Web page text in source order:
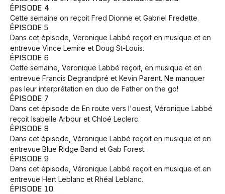
ÉPISODE 4
Cette semaine on reçoit Fred Dionne et Gabriel Fredette.
ÉPISODE 5
Dans cet épisode, Veronique Labbé‬ reçoit en musique et en
entrevue Vince Lemire et Doug St-Louis.
ÉPISODE 6
Cette semaine, Veronique Labbé‬ reçoit, en musique et en
entrevue Francis Degrandpré et Kevin Parent‬. Ne manquer
pas leur interprétation en duo de Father on the go!
ÉPISODE 7
Dans cet épisode de En route vers l'ouest, Véronique Labbé
reçoit Isabelle Arbour et Chloé Leclerc.
ÉPISODE 8
Dans cet épisode, ‪Véronique Labbé‬ reçoit en musique et en
entrevue Blue Ridge Band et Gab Forest.
ÉPISODE 9
Dans cet épisode, ‪Véronique Labbé‬ reçoit en musique et en
entrevue Hert Leblanc et Rhéal Leblanc.
ÉPISODE 10